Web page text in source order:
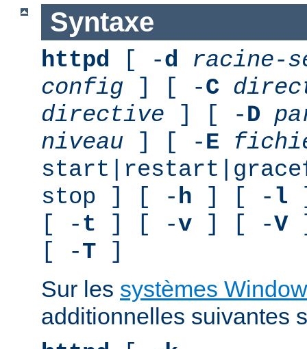
Syntaxe
httpd [ -d
racine-
config ] [ -C
directive ] [ -D
niveau ] [ -E
stop ] [ -h ] [ - l
[ -t ] [ -v ] [ -V
[ -T ]
Sur les systèmes
additionnelles suivantes